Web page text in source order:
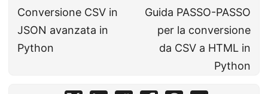
Conversione CSV in
JSON avanzata in
Python
Guida PASSO-PASSO
per la conversione
da CSV a HTML in
Python